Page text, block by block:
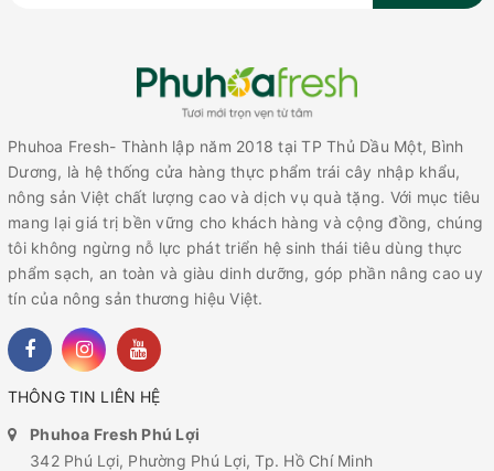
Phuhoa Fresh- Thành lập năm 2018 tại TP Thủ Dầu Một, Bình
Dương, là hệ thống cửa hàng thực phẩm trái cây nhập khẩu,
nông sản Việt chất lượng cao và dịch vụ quà tặng. Với mục tiêu
mang lại giá trị bền vững cho khách hàng và cộng đồng, chúng
tôi không ngừng nỗ lực phát triển hệ sinh thái tiêu dùng thực
phẩm sạch, an toàn và giàu dinh dưỡng, góp phần nâng cao uy
tín của nông sản thương hiệu Việt.
THÔNG TIN LIÊN HỆ
Phuhoa Fresh Phú Lợi
342 Phú Lợi, Phường Phú Lợi, Tp. Hồ Chí Minh